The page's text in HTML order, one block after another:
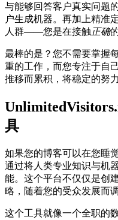
与能够回答客户真实问题
户生成机器。再加上精准
人群——您是在接触 正确
最棒的是？您不需要掌握
重的工作，而您专注于自
推移而累积，将稳定的努
具
如果您的博客可以在您睡
通过将人类专业知识与机
能。这个平台不仅仅是创
略，随着您的受众发展而调
这个工具就像一个全职的